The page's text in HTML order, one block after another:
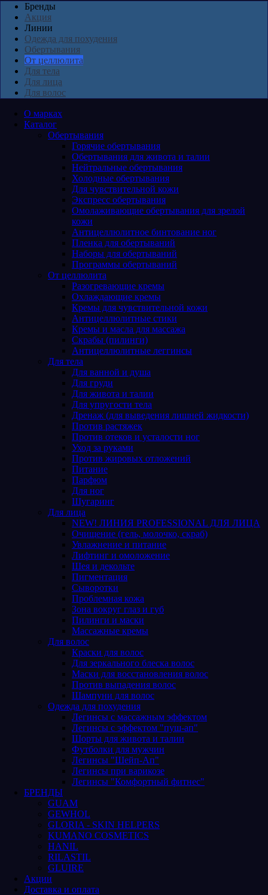
Бренды
Акция
Линии
Одежда для похудения
Обертывания
От целлюлита
Для тела
Для лица
Для волос
О марках
Каталог
Обертывания
Горячие обертывания
Обертывания для живота и талии
Нейтральные обертывания
Холодные обертывания
Для чувствительной кожи
Экспресс обертывания
Омолаживающие обертывания для зрелой
кожи
Антицеллюлитное бинтование ног
Пленка для обертываний
Наборы для обертываний
Программы обертываний
От целлюлита
Разогревающие кремы
Охлаждающие кремы
Кремы для чувствительной кожи
Антицеллюлитные стики
Кремы и масла для массажа
Скрабы (пилинги)
Антицеллюлитные леггинсы
Для тела
Для ванной и душа
Для груди
Для живота и талии
Для упругости тела
Дренаж (для выведения лишней жидкости)
Против растяжек
Против отеков и усталости ног
Уход за руками
Против жировых отложений
Питание
Парфюм
Для ног
Шугаринг
Для лица
NEW! ЛИНИЯ PROFESSIONAL ДЛЯ ЛИЦА
Очищение (гель, молочко, скраб)
Увлажнение и питание
Лифтинг и омоложение
Шея и декольте
Пигментация
Сыворотки
Проблемная кожа
Зона вокруг глаз и губ
Пилинги и маски
Массажные кремы
Для волос
Краски для волос
Для зеркального блеска волос
Маски для восстановления волос
Против выпадения волос
Шампуни для волос
Одежда для похудения
Легинсы с массажным эффектом
Легинсы с эффектом "пуш-ап"
Шорты для живота и талии
Футболки для мужчин
Легинсы "Шейп-Ап"
Легинсы при варикозе
Легинсы "Комфортный фитнес"
БРЕНДЫ
GUAM
GEWHOL
GLORIA - SKIN HELPERS
KUMANO COSMETICS
HANIL
RILASTIL
GLUIRE
Акции
Доставка и оплата